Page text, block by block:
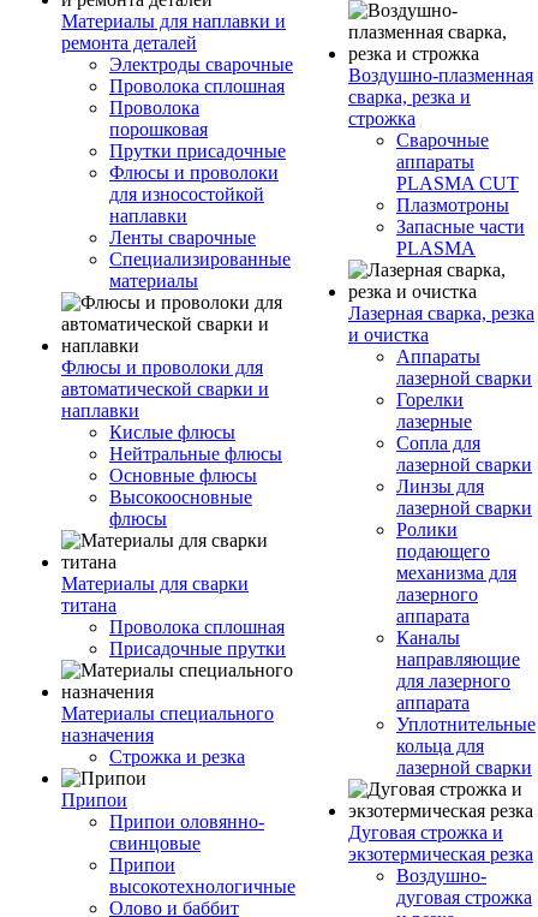
Материалы для наплавки и
ремонта деталей
Электроды сварочные
Проволока сплошная
Проволока
порошковая
Прутки присадочные
Флюсы и проволоки
для износостойкой
наплавки
Ленты сварочные
Специализированные
материалы
Флюсы и проволоки для
автоматической сварки и
наплавки
Кислые флюсы
Нейтральные флюсы
Основные флюсы
Высокоосновные
флюсы
Материалы для сварки
титана
Проволока сплошная
Присадочные прутки
Материалы специального
назначения
Строжка и резка
Припои
Припои оловянно-
свинцовые
Припои
высокотехнологичные
Олово и баббит
Воздушно-плазменная
сварка, резка и
строжка
Сварочные
аппараты
PLASMA CUT
Плазмотроны
Запасные части
PLASMA
Лазерная сварка, резка
и очистка
Аппараты
лазерной сварки
Горелки
лазерные
Сопла для
лазерной сварки
Линзы для
лазерной сварки
Ролики
подающего
механизма для
лазерного
аппарата
Каналы
направляющие
для лазерного
аппарата
Уплотнительные
кольца для
лазерной сварки
Дуговая строжка и
экзотермическая резка
Воздушно-
дуговая строжка